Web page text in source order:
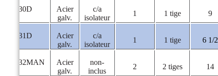
P-230D
Acier
galv.
c/a
isolateur
1 1 tige 9
P-231D
Acier
galv.
c/a
isolateur
1 1 tige 6 1/2
P-232MAN
Acier
galv.
non-
inclus
2 2 tiges 14